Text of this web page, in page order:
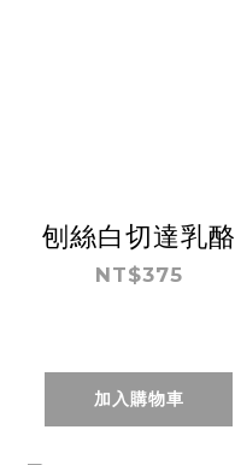
刨絲白切達乳酪
NT$375
加入購物車